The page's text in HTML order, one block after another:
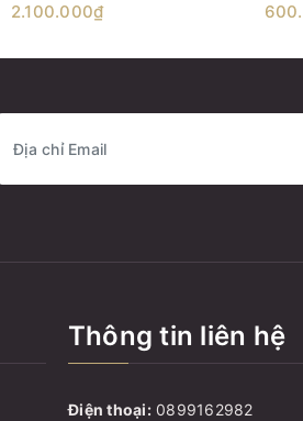
2.100.000₫
Thông tin liên hệ
Điện thoại: 0899162982